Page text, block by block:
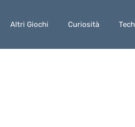
Altri Giochi Curiosità Tech